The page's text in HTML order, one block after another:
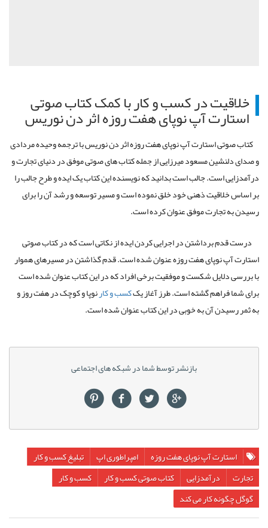
خلاقیت در کسب و کار با کمک کتاب صوتی
استارت آپ نوپای هفت روزه اثر دن نوریس
کتاب صوتی استارت آپ نوپای هفت روزه اثر دن نوریس با ترجمه وحیده مردادی
و صدای دلنشین مسعود میرزایی از جمله کتاب های صوتی موفق در دنیای تجارت و
درآمدزایی است. جالب است بدانید که نویسنده این کتاب یک ایده و طرح جالب را
بر اساس خلاقیت ذهنی خود خلق نموده است و مسیر توسعه و رشد آن را برای
رسیدن به تجارت موفق عنوان کرده است.
درست قدم برداشتن در اجرایی کردن ایده از نکاتی است که در کتاب صوتی
استارت آپ نوپای هفت روزه عنوان شده است. قدم گذاشتن در مسیرهای هموار
با بررسی دلایل شکست و موفقیت برخی افراد که در این کتاب عنوان شده است
برای شما فراهم گشته است. طرز آغاز یککسب و کارنوپا و کوچک در هفت روز و
به ثمر رسیدن آن به خوبی در این کتاب عنوان شده است.
بازنشر توسط شما در شبکه های اجتماعی
استارت آپ نوپای هفت روزه امپراطوری اپ
تبلیغ کسب و کار
تجارت
درآمدزایی کتاب صوتی کسب و کار
کسب و کار
گوگل چگونه کار می کند